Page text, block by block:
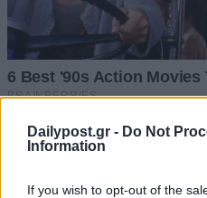
Dailypost.gr - Do Not
Information
If you wish to opt-out of the